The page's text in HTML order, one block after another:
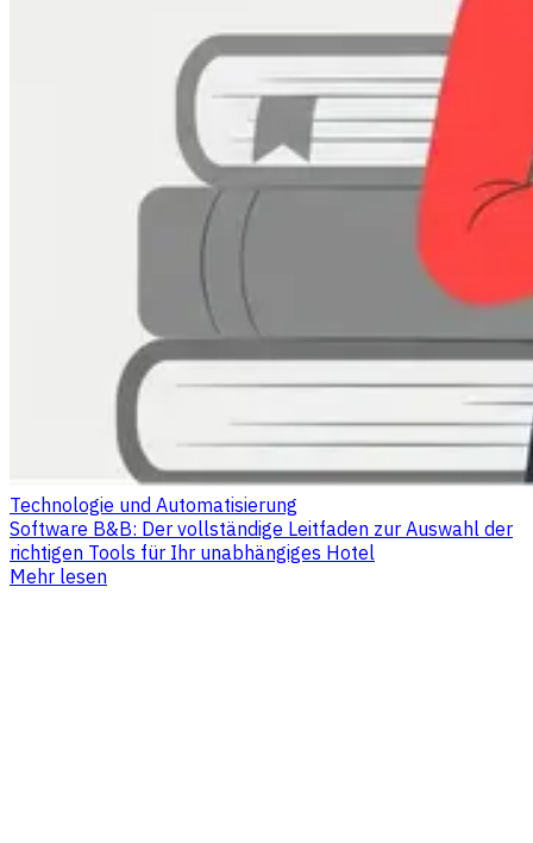
Technologie und Automatisierung
Software B&B: Der vollständige Leitfaden zur Auswahl der
richtigen Tools für Ihr unabhängiges Hotel
Mehr lesen